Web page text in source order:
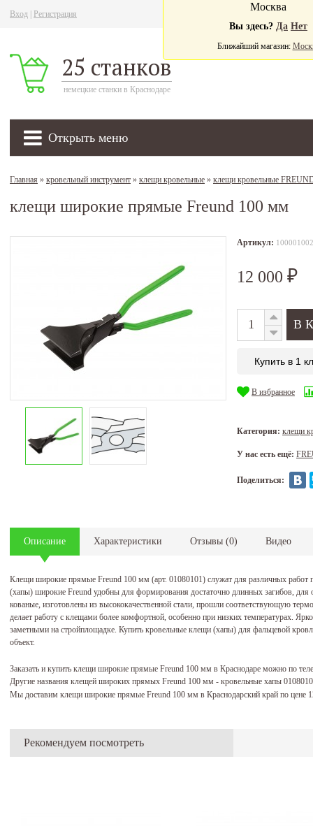
Вход Регистрация
25 станков
немецкие станки в Краснодаре
Открыть меню
Москва
Вы здесь? Да Нет
Ближайший магазин:
Главная » кровельный инструмент » клещи кровельные » клещи кровельные
клещи широкие прямые Freund 100 мм
Артикул: 100001002
12 000 ₽
Купить в 1
В избранное
Категория: клещи
У нас есть ещё:
Поделиться:
Описание Характеристики Отзывы (0) Видео
Клещи широкие прямые Freund 100 мм (арт. 01080101) служат для различных
(хапы) широкие Freund удобны для формирования достаточно длинных загибов,
кованые, изготовлены из высококачественной стали, прошли соответствующую
делает работу с клещами более комфортной, особенно при низких температурах.
заметными на стройплощадке. Купить кровельные клещи (хапы) для фальцевой
объект.
Заказать и купить клещи широкие прямые Freund 100 мм в Краснодаре можно по
Другие названия клещей широких прямых Freund 100 мм - кровельные хапы
Мы доставим клещи широкие прямые Freund 100 мм в Краснодарский край по цене
Рекомендуем посмотреть